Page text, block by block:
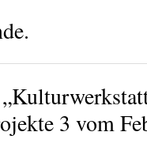
3 vom